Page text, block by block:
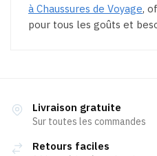
à Chaussures de Voyage,
pour tous les goûts et
Livraison gratuite
Sur toutes les commandes
Retours faciles